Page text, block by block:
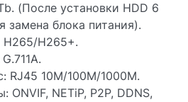
(После установки HDD 6
замена блока питания).
H265/H265+.
RJ45 10M/100M/1000M.
NETiP, P2P, DDNS,